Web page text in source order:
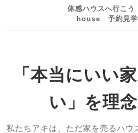
体感ハウスへ行こ
house 予約見学
「本当にいい
い」を理念
私たちアキは、ただ家を売るハウ